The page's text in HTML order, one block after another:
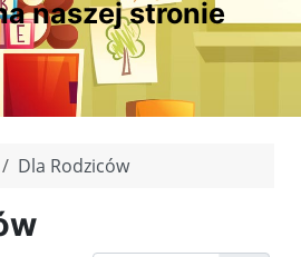
naszej stronie
Dla Rodziców